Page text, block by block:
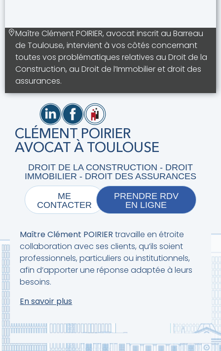
CLÉMENT POIRIER
AVOCAT À TOULOUSE
DROIT DE LA CONSTRUCTION - DROIT
IMMOBILIER - DROIT DES ASSURANCES
ME
CONTACTER
PRENDRE RDV
EN LIGNE
Maître Clément POIRIER travaille en étroite
collaboration avec ses clients, qu’ils soient
professionnels, particuliers ou institutionnels,
afin d’apporter une réponse adaptée à leurs
besoins.
En savoir plus
Maître Clément POIRIER, avocat inscrit au Barreau
de Toulouse, intervient à vos côtés concernant
toutes vos problématiques relatives au Droit de la
Construction, au Droit de l’Immobilier et droit des
assurances.